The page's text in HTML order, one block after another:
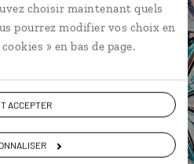
choisir maintenant quels
pourrez modifier vos choix en
» en bas de page.
ACCEPTER conseils à nos
votre itinéraire au plus